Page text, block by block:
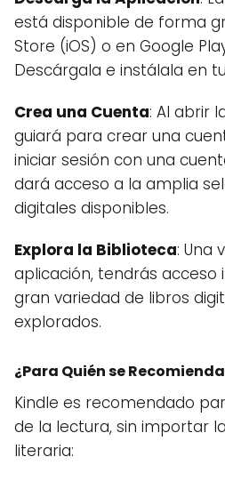
está disponible de forma
Store (iOS) o en Google
Descárgala e instálala en
Crea una Cuenta: Al abrir
guiará para crear una
iniciar sesión con una
dará acceso a la amplia
digitales disponibles.
Explora la Biblioteca: Una
aplicación, tendrás acceso
gran variedad de libros
explorados.
¿Para Quién se
Kindle es recomendado
de la lectura, sin importar
literaria: